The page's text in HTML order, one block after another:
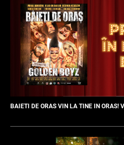
BAIETI DE ORAS VIN LA TINE IN